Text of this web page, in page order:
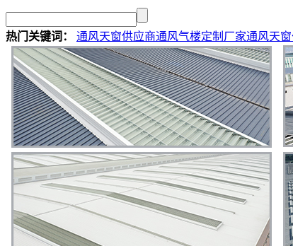
热门关键词： 通风天窗供应商通风气楼定制厂家通风天